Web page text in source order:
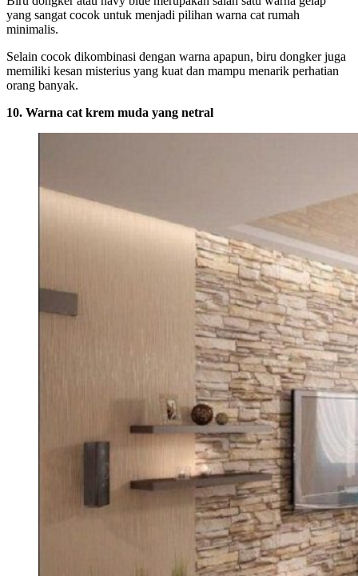
yang sangat cocok untuk menjadi pilihan warna cat rumah
minimalis.
Selain cocok dikombinasi dengan warna apapun, biru dongker juga
memiliki kesan misterius yang kuat dan mampu menarik perhatian
orang banyak.
10. Warna cat krem muda yang netral